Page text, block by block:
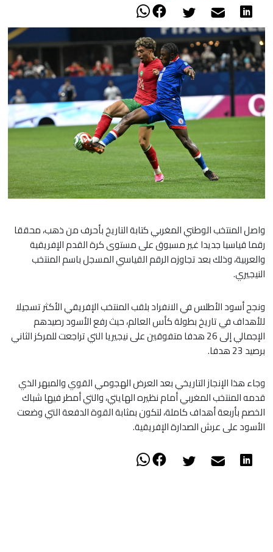
واصل المنتخب الوطني المغربي كتابة التاريخ بأحرف من ذهب، محققا
رقما قياسيا جديدا غير مسبوق على مستوى كرة القدم الإفريقية
والعربية، وذلك بعد تجاوزه الرقم القياسي المسجل باسم المنتخب
النيجيري.
​ونجح أسود الأطلس في الانفراد بلقب المنتخب الإفريقي الأكثر تسجيلا
للأهداف في تاريخ بطولة كأس العالم، حيث رفع الأسود رصيدهم
الإجمالي إلى 26 هدفا متفوقين على نيجيريا التي تراجعت للمركز الثاني
برصيد 23 هدفا.
​وجاء هذا الإنجاز التاريخي بعد العرض الهجومي القوي والمبهر الذي
قدمه المنتخب المغربي أمام نظيره الهايتي، والتي أمطر فيها شباك
الخصم بأربعة أهداف كاملة، لتكون بمثابة القوة الدفعة التي وضعت
الأسود على عرش الصدارة الإفريقية.